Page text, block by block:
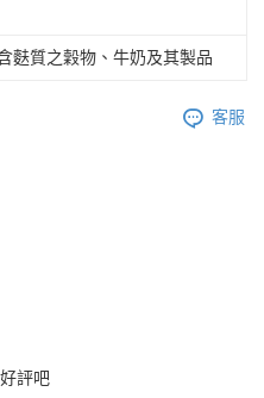
麩質之穀物、牛奶及其製品
客服
評吧